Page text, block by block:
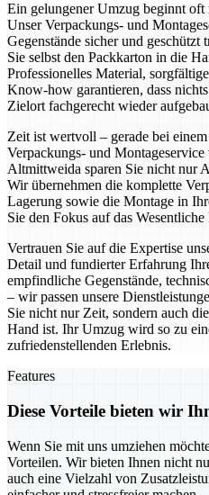
Ein gelungener Umzug beginnt
Unser Verpackungs- und
Gegenstände sicher und geschützt
Sie selbst den Packkarton in die
Professionelles Material,
Know-how garantieren, dass
Zielort fachgerecht wieder
Zeit ist wertvoll – gerade bei
Verpackungs- und
Altmittweida sparen Sie nicht nur
Wir übernehmen die komplette
Lagerung sowie die Montage in
Sie den Fokus auf das
Vertrauen Sie auf die Expertise
Detail und fundierter Erfahrung
empfindliche Gegenstände,
– wir passen unsere
Sie nicht nur Zeit, sondern auch
Hand ist. Ihr Umzug wird so zu
zufriedenstellenden Erlebnis.
Features
Diese Vorteile bieten wir
Wenn Sie mit uns umziehen
Vorteilen. Wir bieten Ihnen nicht
auch eine Vielzahl von